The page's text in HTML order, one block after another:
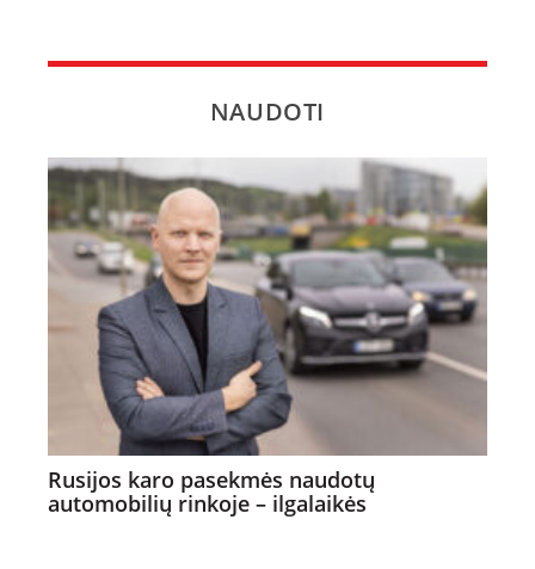
NAUDOTI
Rusijos karo pasekmės naudotų
automobilių rinkoje – ilgalaikės